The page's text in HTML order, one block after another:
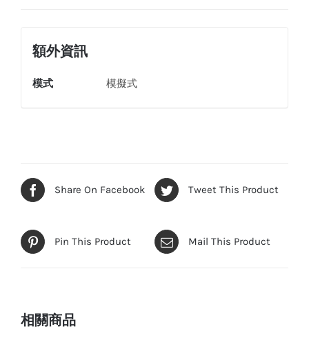
額外資訊
模式 模擬式
Share On Facebook Tweet This Product
Pin This Product Mail This Product
相關商品